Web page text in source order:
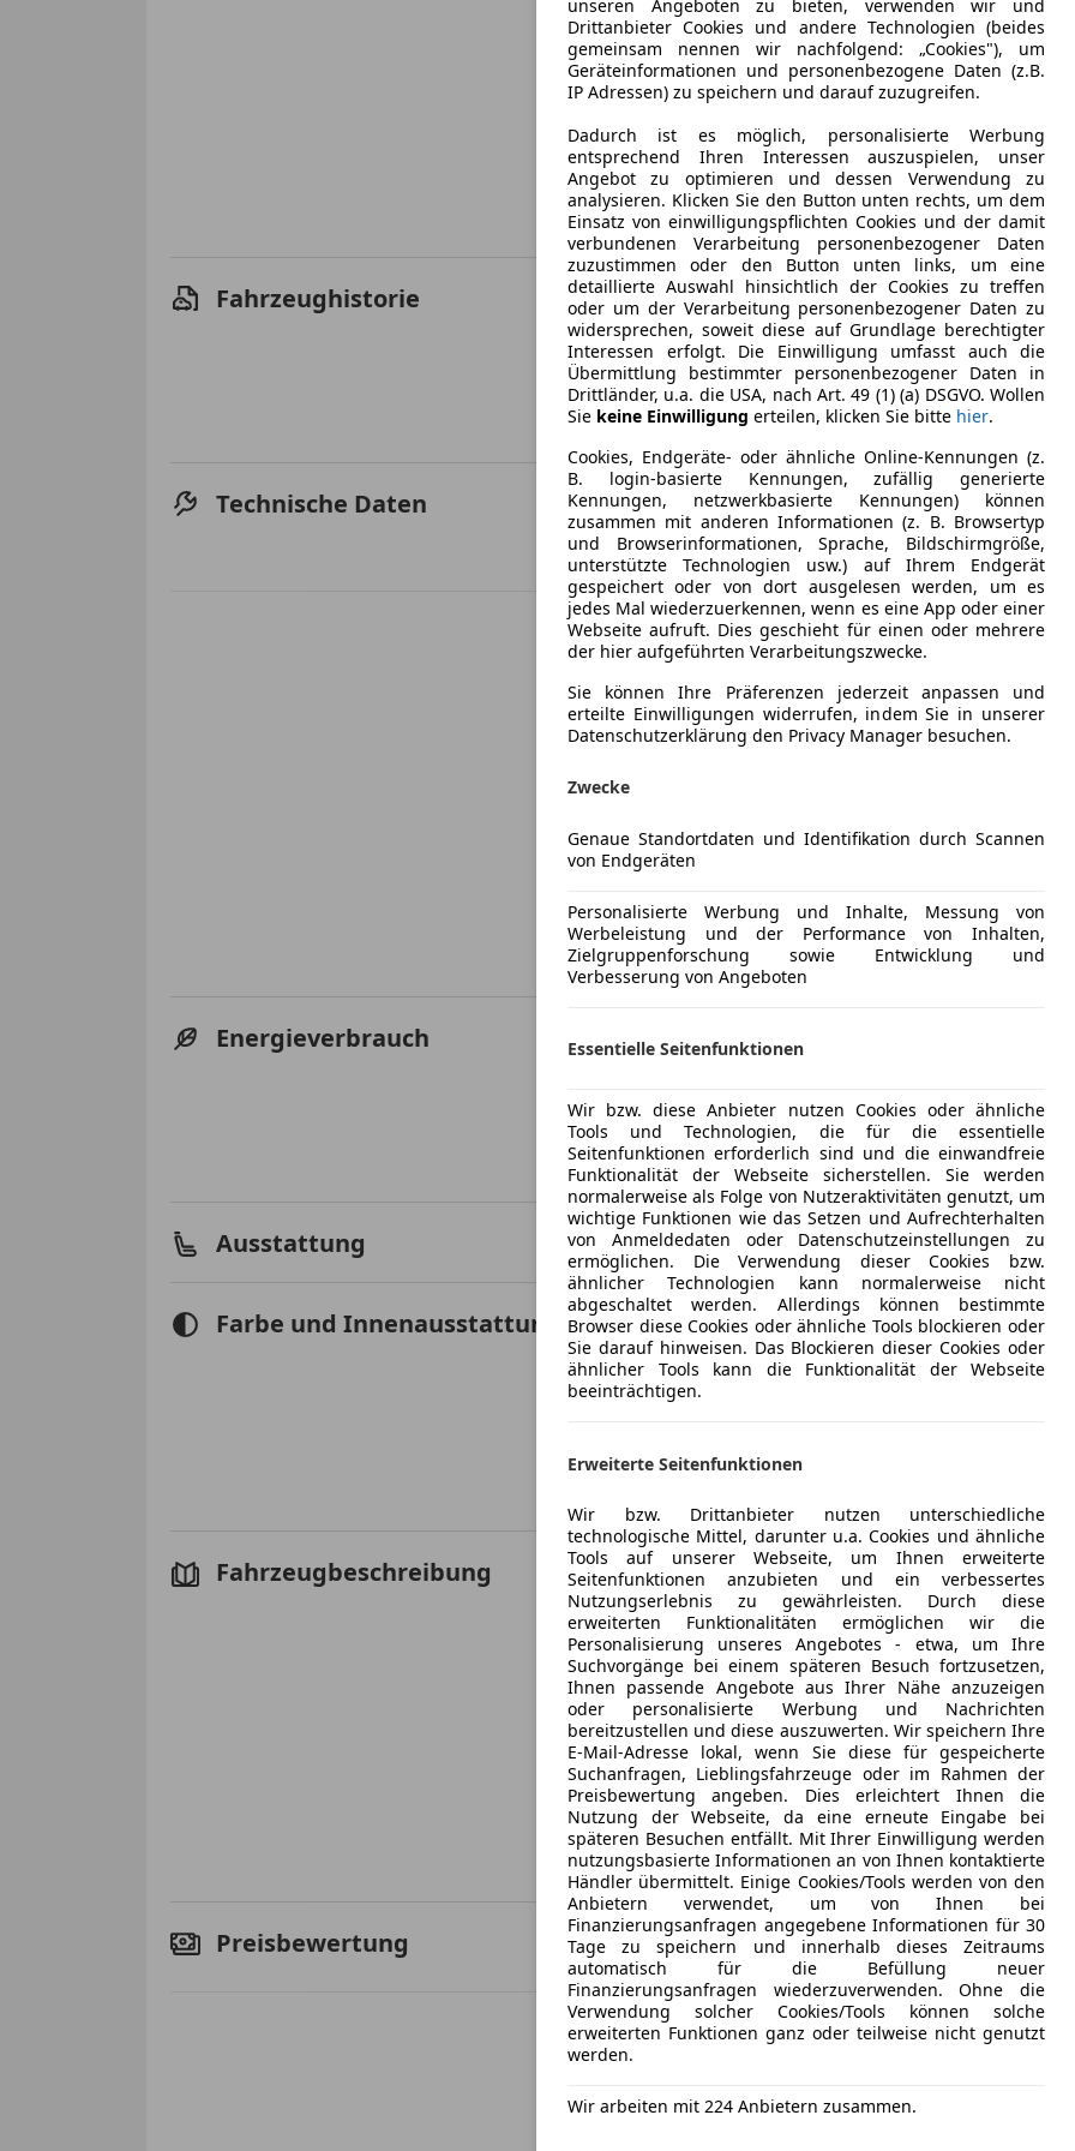
Laufzeit
120
Kreditbetrag
€ 75 000,-
Zu zahlender Gesamtbetrag
€ 105 661,-
Einberechnete Gebühren
€ 0,-
Effektivzinsatz
7,50 %
Sollzinssatz
7,25 %
Monatliche Rate €
Die tatsächlichen Konditionen sind abhängig von Ihrer Bonität
Bank. Rückzahlungszeitraum 1-10 Jahre. Zinsspanne Sollzinssatz:
Fahrzeugart
Gebraucht
Sitzplätze
5
Türen
4
Angebotsnummer
51422-83
Schlüsselnummer
2222/AXZ
Garantie
24 Monate
Fahrzeughistorie Kilometerstand
21 260 km
Erstzulassung
09/2021
Produktionsjahr
2021
Fahrzeughalter
1
Technische Daten Leistung
245 kW
Getriebe
Energieverbrauch Schadstoffklasse
CO₂-Emissionen
0 g/km
Elektrische Reichweite
777 km
Ausstattung Komfort
360°
Armlehne
Getönte
Mehr anzeigen
Farbe und Innenausstattung Außenfarbe
Grau
Farbe laut Hersteller
Lackierung
Farbe der Innenausstattung
Fahrzeugbeschreibung
HIGHLIGHTS & PAKETE
413 Panorama-Schiebedach
772 AMG Styling
876 Innenraumlicht-Paket
P20 Fahrassistenz-Paket Plus
275 Memory-Paket
723 EASY-PACK Laderaumabdeckung
72B USB-Paket Plus
P14 Electric Art Interieur
P21 AIR-BALANCE Paket
P49 Spiegel-Paket
PAF Akustik-Komfort-Paket
P17 KEYLESS-GO Komfort-Paket
P47 Park-Paket mit 360°-Kamera
ASSISTENZSYSTEME
233 Aktiver Abstands-Assistent DISTRONIC
266 Aktiver Lenk-Assistent
Mehr anzeigen
Preisbewertung Mehr anzeigen
unseren Angeboten zu bieten, verwenden wir und
Drittanbieter Cookies und andere Technologien (beides
gemeinsam nennen wir nachfolgend: „Cookies"), um
Geräteinformationen und personenbezogene Daten (z.B.
IP Adressen) zu speichern und darauf zuzugreifen.
Dadurch ist es möglich, personalisierte Werbung
entsprechend Ihren Interessen auszuspielen, unser
Angebot zu optimieren und dessen Verwendung zu
analysieren. Klicken Sie den Button unten rechts, um dem
Einsatz von einwilligungspflichten Cookies und der damit
verbundenen Verarbeitung personenbezogener Daten
zuzustimmen oder den Button unten links, um eine
detaillierte Auswahl hinsichtlich der Cookies zu treffen
oder um der Verarbeitung personenbezogener Daten zu
widersprechen, soweit diese auf Grundlage berechtigter
Interessen erfolgt. Die Einwilligung umfasst auch die
Übermittlung bestimmter personenbezogener Daten in
Drittländer, u.a. die USA, nach Art. 49 (1) (a) DSGVO. Wollen
Sie keine Einwilligung erteilen, klicken Sie bitte hier.
Cookies, Endgeräte- oder ähnliche Online-Kennungen (z.
B. login-basierte Kennungen, zufällig generierte
Kennungen, netzwerkbasierte Kennungen) können
zusammen mit anderen Informationen (z. B. Browsertyp
und Browserinformationen, Sprache, Bildschirmgröße,
unterstützte Technologien usw.) auf Ihrem Endgerät
gespeichert oder von dort ausgelesen werden, um es
jedes Mal wiederzuerkennen, wenn es eine App oder einer
Webseite aufruft. Dies geschieht für einen oder mehrere
der hier aufgeführten Verarbeitungszwecke.
Sie können Ihre Präferenzen jederzeit anpassen und
erteilte Einwilligungen widerrufen, indem Sie in unserer
Datenschutzerklärung den Privacy Manager besuchen.
Zwecke
Genaue Standortdaten und Identifikation durch Scannen
von Endgeräten
Personalisierte Werbung und Inhalte, Messung von
Werbeleistung und der Performance von Inhalten,
Zielgruppenforschung sowie Entwicklung und
Verbesserung von Angeboten
Essentielle Seitenfunktionen
Wir bzw. diese Anbieter nutzen Cookies oder ähnliche
Tools und Technologien, die für die essentielle
Seitenfunktionen erforderlich sind und die einwandfreie
Funktionalität der Webseite sicherstellen. Sie werden
normalerweise als Folge von Nutzeraktivitäten genutzt, um
wichtige Funktionen wie das Setzen und Aufrechterhalten
von Anmeldedaten oder Datenschutzeinstellungen zu
ermöglichen. Die Verwendung dieser Cookies bzw.
ähnlicher Technologien kann normalerweise nicht
abgeschaltet werden. Allerdings können bestimmte
Browser diese Cookies oder ähnliche Tools blockieren oder
Sie darauf hinweisen. Das Blockieren dieser Cookies oder
ähnlicher Tools kann die Funktionalität der Webseite
beeinträchtigen.
Erweiterte Seitenfunktionen
Wir bzw. Drittanbieter nutzen unterschiedliche
technologische Mittel, darunter u.a. Cookies und ähnliche
Tools auf unserer Webseite, um Ihnen erweiterte
Seitenfunktionen anzubieten und ein verbessertes
Nutzungserlebnis zu gewährleisten. Durch diese
erweiterten Funktionalitäten ermöglichen wir die
Personalisierung unseres Angebotes - etwa, um Ihre
Suchvorgänge bei einem späteren Besuch fortzusetzen,
Ihnen passende Angebote aus Ihrer Nähe anzuzeigen
oder personalisierte Werbung und Nachrichten
bereitzustellen und diese auszuwerten. Wir speichern Ihre
E-Mail-Adresse lokal, wenn Sie diese für gespeicherte
Suchanfragen, Lieblingsfahrzeuge oder im Rahmen der
Preisbewertung angeben. Dies erleichtert Ihnen die
Nutzung der Webseite, da eine erneute Eingabe bei
späteren Besuchen entfällt. Mit Ihrer Einwilligung werden
nutzungsbasierte Informationen an von Ihnen kontaktierte
Händler übermittelt. Einige Cookies/Tools werden von den
Anbietern verwendet, um von Ihnen bei
Finanzierungsanfragen angegebene Informationen für 30
Tage zu speichern und innerhalb dieses Zeitraums
automatisch für die Befüllung neuer
Finanzierungsanfragen wiederzuverwenden. Ohne die
Verwendung solcher Cookies/Tools können solche
erweiterten Funktionen ganz oder teilweise nicht genutzt
werden.
Wir arbeiten mit 224 Anbietern zusammen.